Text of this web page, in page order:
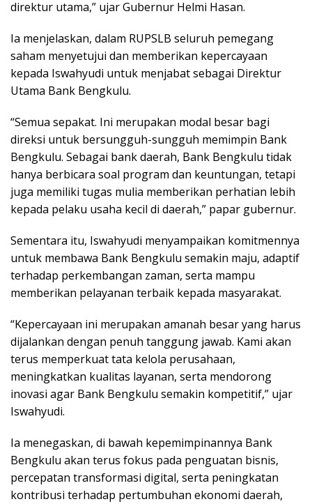
direktur utama,” ujar Gubernur Helmi Hasan.
Ia menjelaskan, dalam RUPSLB seluruh pemegang
saham menyetujui dan memberikan kepercayaan
kepada Iswahyudi untuk menjabat sebagai Direktur
Utama Bank Bengkulu.
“Semua sepakat. Ini merupakan modal besar bagi
direksi untuk bersungguh-sungguh memimpin Bank
Bengkulu. Sebagai bank daerah, Bank Bengkulu tidak
hanya berbicara soal program dan keuntungan, tetapi
juga memiliki tugas mulia memberikan perhatian lebih
kepada pelaku usaha kecil di daerah,” papar gubernur.
Sementara itu, Iswahyudi menyampaikan komitmennya
untuk membawa Bank Bengkulu semakin maju, adaptif
terhadap perkembangan zaman, serta mampu
memberikan pelayanan terbaik kepada masyarakat.
“Kepercayaan ini merupakan amanah besar yang harus
dijalankan dengan penuh tanggung jawab. Kami akan
terus memperkuat tata kelola perusahaan,
meningkatkan kualitas layanan, serta mendorong
inovasi agar Bank Bengkulu semakin kompetitif,” ujar
Iswahyudi.
Ia menegaskan, di bawah kepemimpinannya Bank
Bengkulu akan terus fokus pada penguatan bisnis,
percepatan transformasi digital, serta peningkatan
kontribusi terhadap pertumbuhan ekonomi daerah,